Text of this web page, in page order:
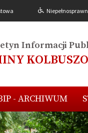
Informacji
- ARCHIWUM